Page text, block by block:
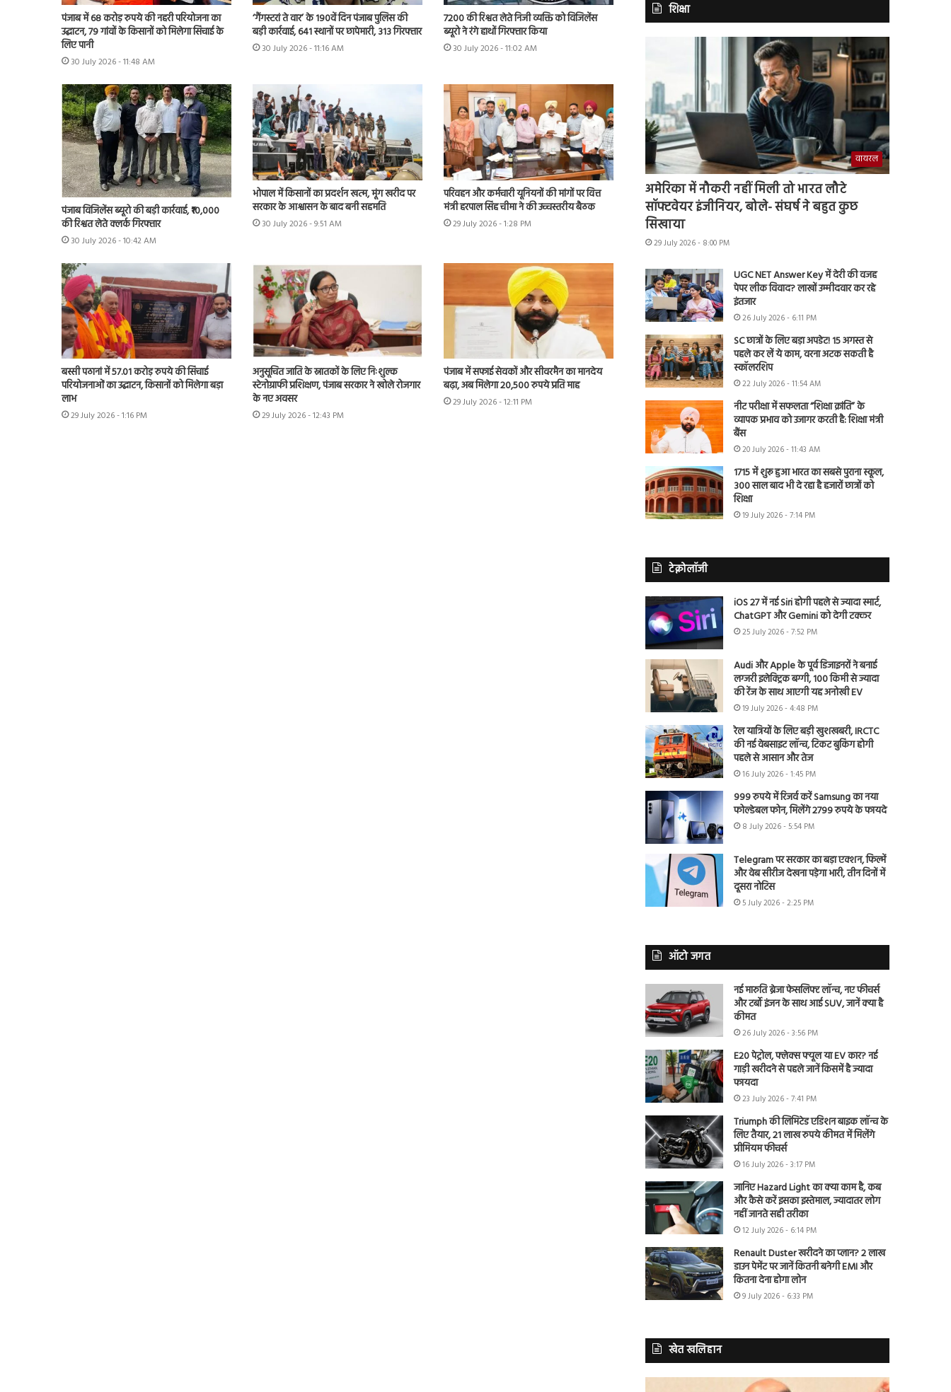
पंजाब में 68 करोड़ रुपये की नहरी परियोजना का
उद्घाटन, 79 गांवों के किसानों को मिलेगा सिंचाई के
लिए पानी
30 July 2026 - 11:48 AM
‘गैंगस्टरां ते वार’ के 190वें दिन पंजाब पुलिस की
बड़ी कार्रवाई, 641 स्थानों पर छापेमारी, 313 गिरफ्तार
30 July 2026 - 11:16 AM
7200 की रिश्वत लेते निजी व्यक्ति को विजिलेंस
ब्यूरो ने रंगे हाथों गिरफ्तार किया
30 July 2026 - 11:02 AM
पंजाब विजिलेंस ब्यूरो की बड़ी कार्रवाई, ₹10,000
की रिश्वत लेते क्लर्क गिरफ्तार
30 July 2026 - 10:42 AM
भोपाल में किसानों का प्रदर्शन खत्म, मूंग खरीद पर
सरकार के आश्वासन के बाद बनी सहमति
30 July 2026 - 9:51 AM
परिवहन और कर्मचारी यूनियनों की मांगों पर वित्त
मंत्री हरपाल सिंह चीमा ने की उच्चस्तरीय बैठक
29 July 2026 - 1:28 PM
बस्सी पठानां में 57.01 करोड़ रुपये की सिंचाई
परियोजनाओं का उद्घाटन, किसानों को मिलेगा बड़ा
लाभ
29 July 2026 - 1:16 PM
अनुसूचित जाति के स्नातकों के लिए निःशुल्क
स्टेनोग्राफी प्रशिक्षण, पंजाब सरकार ने खोले रोजगार
के नए अवसर
29 July 2026 - 12:43 PM
पंजाब में सफाई सेवकों और सीवरमैन का मानदेय
बढ़ा, अब मिलेगा 20,500 रुपये प्रति माह
29 July 2026 - 12:11 PM
शिक्षा
वायरल
अमेरिका में नौकरी नहीं मिली तो भारत लौटे
सॉफ्टवेयर इंजीनियर, बोले- संघर्ष ने बहुत कुछ
सिखाया
29 July 2026 - 8:00 PM
UGC NET Answer Key में देरी की वजह
पेपर लीक विवाद? लाखों उम्मीदवार कर रहे
इंतजार
26 July 2026 - 6:11 PM
SC छात्रों के लिए बड़ा अपडेट! 15 अगस्त से
पहले कर लें ये काम, वरना अटक सकती है
स्कॉलरशिप
22 July 2026 - 11:54 AM
नीट परीक्षा में सफलता “शिक्षा क्रांति” के
व्यापक प्रभाव को उजागर करती है: शिक्षा मंत्री
बैंस
20 July 2026 - 11:43 AM
1715 में शुरू हुआ भारत का सबसे पुराना स्कूल,
300 साल बाद भी दे रहा है हजारों छात्रों को
शिक्षा
19 July 2026 - 7:14 PM
टेक्नोलॉजी
iOS 27 में नई Siri होगी पहले से ज्यादा स्मार्ट,
ChatGPT और Gemini को देगी टक्कर
25 July 2026 - 7:52 PM
Audi और Apple के पूर्व डिजाइनरों ने बनाई
लग्जरी इलेक्ट्रिक बग्गी, 100 किमी से ज्यादा
की रेंज के साथ आएगी यह अनोखी EV
19 July 2026 - 4:48 PM
रेल यात्रियों के लिए बड़ी खुशखबरी, IRCTC
की नई वेबसाइट लॉन्च, टिकट बुकिंग होगी
पहले से आसान और तेज
16 July 2026 - 1:45 PM
999 रुपये में रिजर्व करें Samsung का नया
फोल्डेबल फोन, मिलेंगे 2799 रुपये के फायदे
8 July 2026 - 5:54 PM
Telegram पर सरकार का बड़ा एक्शन, फिल्में
और वेब सीरीज देखना पड़ेगा भारी, तीन दिनों में
दूसरा नोटिस
5 July 2026 - 2:25 PM
ऑटो जगत
नई मारुति ब्रेजा फेसलिफ्ट लॉन्च, नए फीचर्स
और टर्बो इंजन के साथ आई SUV, जानें क्या है
कीमत
26 July 2026 - 3:56 PM
E20 पेट्रोल, फ्लेक्स फ्यूल या EV कार? नई
गाड़ी खरीदने से पहले जानें किसमें है ज्यादा
फायदा
23 July 2026 - 7:41 PM
Triumph की लिमिटेड एडिशन बाइक लॉन्च के
लिए तैयार, 21 लाख रुपये कीमत में मिलेंगे
प्रीमियम फीचर्स
16 July 2026 - 3:17 PM
जानिए Hazard Light का क्या काम है, कब
और कैसे करें इसका इस्तेमाल, ज्यादातर लोग
नहीं जानते सही तरीका
12 July 2026 - 6:14 PM
Renault Duster खरीदने का प्लान? 2 लाख
डाउन पेमेंट पर जानें कितनी बनेगी EMI और
कितना देना होगा लोन
9 July 2026 - 6:33 PM
खेत खलिहान